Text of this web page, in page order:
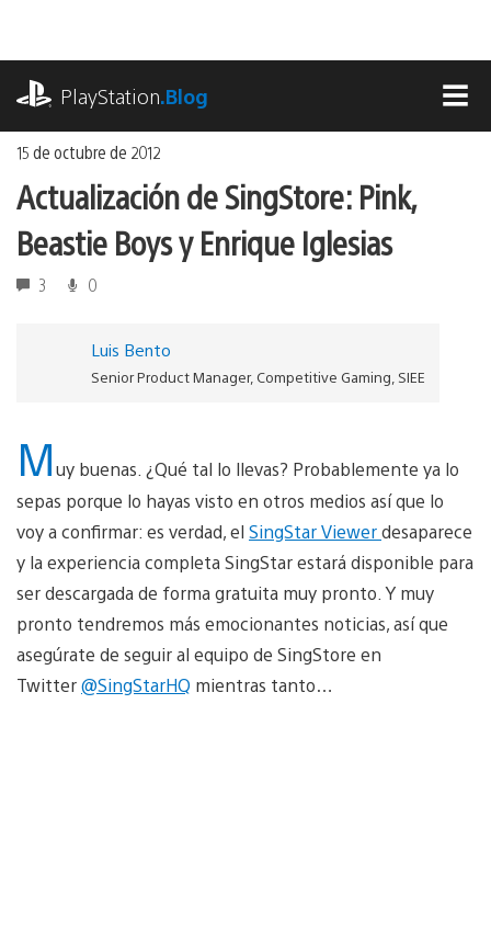
contenido
PlayStation.Blog
15 de octubre de 2012
Actualización de SingStore: Pink,
Beastie Boys y Enrique Iglesias
3 0
Luis Bento
Senior Product Manager, Competitive Gaming, SIEE
Muy buenas. ¿Qué tal lo llevas? Probablemente ya lo
sepas porque lo hayas visto en otros medios así que lo
voy a confirmar: es verdad, el SingStar Viewerdesaparece
y la experiencia completa SingStar estará disponible para
ser descargada de forma gratuita muy pronto. Y muy
pronto tendremos más emocionantes noticias, así que
asegúrate de seguir al equipo de SingStore en
Twitter@SingStarHQ mientras tanto…